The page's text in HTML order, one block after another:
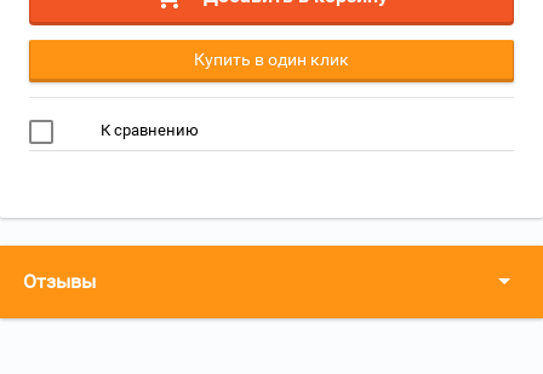
Купить в один клик
К сравнению
Отзывы